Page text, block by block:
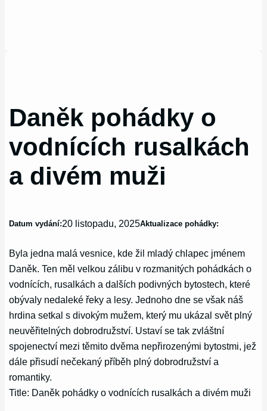
Daněk pohádky o
vodnících rusalkách
a divém muži
Datum vydání:20 listopadu, 2025Aktualizace pohádky:
Byla jedna malá vesnice, kde žil mladý chlapec jménem
Daněk. Ten měl velkou zálibu v rozmanitých pohádkách o
vodnících, rusalkách a dalších podivných bytostech, které
obývaly nedaleké řeky a lesy. Jednoho dne se však náš
hrdina setkal s divokým mužem, který mu ukázal svět plný
neuvěřitelných dobrodružství. Ustaví se tak zvláštní
spojenectví mezi těmito dvěma nepřirozenými bytostmi, jež
dále přisudí nečekaný příběh plný dobrodružství a
romantiky.
Title: Daněk pohádky o vodnících rusalkách a divém muži